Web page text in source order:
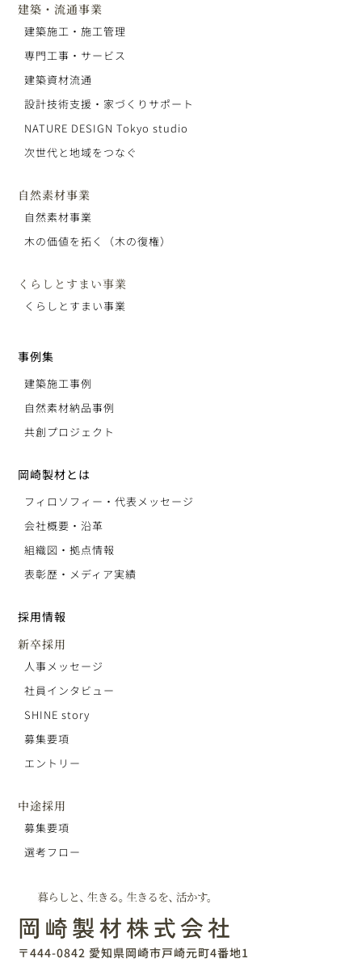
建築・流通事業
建築施工・施工管理
専門工事・サービス
建築資材流通
設計技術支援・家づくりサポート
NATURE DESIGN Tokyo studio
次世代と地域をつなぐ
自然素材事業
自然素材事業
木の価値を拓く（木の復権）
くらしとすまい事業
くらしとすまい事業
事例集
建築施工事例
自然素材納品事例
共創プロジェクト
岡崎製材とは
フィロソフィー・代表メッセージ
会社概要・沿革
組織図・拠点情報
表彰歴・メディア実績
採用情報
新卒採用
人事メッセージ
社員インタビュー
SHINE story
募集要項
エントリー
中途採用
募集要項
選考フロー
〒444-0842 愛知県岡崎市戸崎元町4番地1